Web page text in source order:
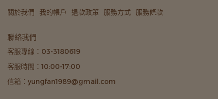
關於我們 我的帳戶 退款政策 服務方式 服務條款
聯絡我們
客服專線：03-3180619
客服時間：10:00-17:00
信箱：yungfan1989@gmail.com